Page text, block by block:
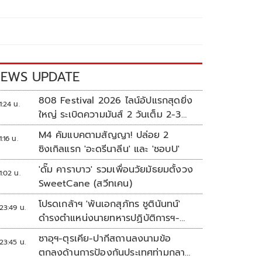
UPDATE
น.
808 Festival 2026 ไลน์อัปแรกสุดยิ่ง
ใหญ่ ระเบิดความมันส์ 2 วันเต็ม 2-3
ต.ค.นี้
น.
M4 คัมแบคตามสัญญา! ปล่อย 2
ซิงเกิลแรก 'อะดรีนาลีน' และ 'ชอบU'
น.
'ดั๊ม คาราบาว' รวมเพื่อนวัยมัธยมตั้งวง
SweetCane (สวีทเคน)
น.
โปรดเกล้าฯ 'พันเอกสุภัทร ชูตินันทน์'
ดำรงตำแหน่งนายทหารปฏิบัติการฯ-
พระราชทานยศ 'พลตรี'
น.
ซาอุฯ-ตุรเคีย-ปากีสถานลงนามข้อ
ตกลงด้านการป้องกันประเทศท่ามกลาง